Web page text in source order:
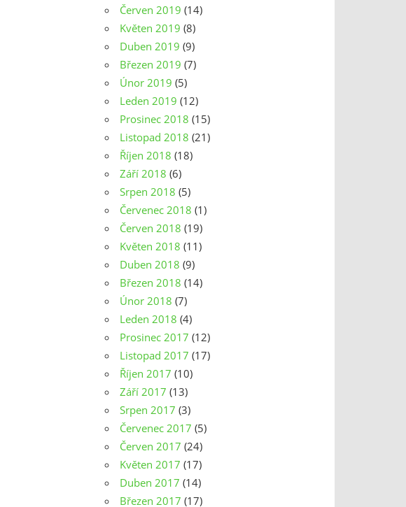
Červen 2019 (14)
Květen 2019 (8)
Duben 2019 (9)
Březen 2019 (7)
Únor 2019 (5)
Leden 2019 (12)
Prosinec 2018 (15)
Listopad 2018 (21)
Říjen 2018 (18)
Září 2018 (6)
Srpen 2018 (5)
Červenec 2018 (1)
Červen 2018 (19)
Květen 2018 (11)
Duben 2018 (9)
Březen 2018 (14)
Únor 2018 (7)
Leden 2018 (4)
Prosinec 2017 (12)
Listopad 2017 (17)
Říjen 2017 (10)
Září 2017 (13)
Srpen 2017 (3)
Červenec 2017 (5)
Červen 2017 (24)
Květen 2017 (17)
Duben 2017 (14)
Březen 2017 (17)